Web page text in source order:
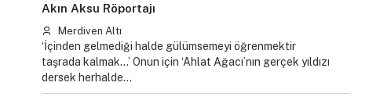
Akın Aksu Röportajı
Merdiven Altı
‘İçinden gelmediği halde gülümsemeyi öğrenmektir
taşrada kalmak...’ Onun için ‘Ahlat Ağacı’nın gerçek yıldızı
dersek herhalde…